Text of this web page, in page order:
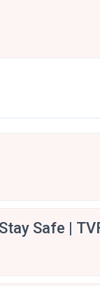
Safe |